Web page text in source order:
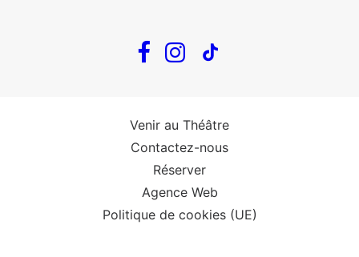
Venir au Théâtre
Contactez-nous
Réserver
Agence Web
Politique de cookies (UE)